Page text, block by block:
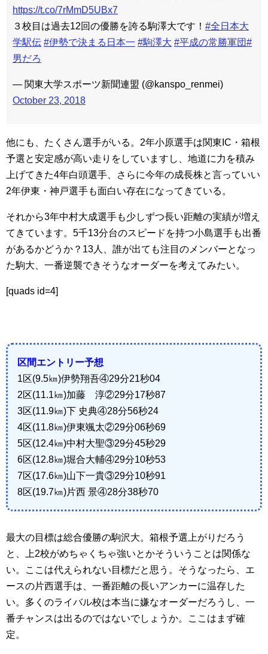
https://t.co/7rMmD5UBx7
３校目は過去12回の優勝を誇る駒澤大です！ #全日本大
学駅伝 #伊勢で決まる日本一 #駒澤大 #平成の常勝軍団#
男だろ
— 関東大学スポーツ新聞連盟 (@kanspo_renmei)
October 23, 2018
他にも、たくさん選手がいる。2年小原選手は関東IC・箱根
予選と安定感が高い走りをしていますし、地道に力を積み
上げてきた4年白頭選手、さらに今年の成長株と言っていい
2年伊東・神戸選手も面白い存在になってきている。
それから3年中村大成選手も少しずつ長い距離の実績が増え
てきています。5千13分台のスピードを持つ小島選手も出番
があるかどうか？13人、誰が出ても注目のメンバーとなっ
た駒大、一番逆襲できそうなオーダーを考えてみたい。
[quads id=4]
区間エントリー予想
1区(9.5㎞)伊勢翔吾④29分21秒04
2区(11.1㎞)加藤 淳②29分17秒87
3区(11.9㎞)下 史典④28分56秒24
4区(11.8㎞)伊東颯太②29分06秒69
5区(12.4㎞)中村大聖③29分45秒29
6区(12.8㎞)堀合大輔④29分10秒53
7区(17.6㎞)山下一貴③29分10秒91
8区(19.7㎞)片西 景④28分38秒70
最大の目標は総合優勝の駒沢大。箱根予選上がりだろう
と、上2校がめちゃくちゃ強いとかそういうことは関係な
い。ここは代えられない目標だと思う。そうなったら、エ
ースの片西選手は、一番距離の長いアンカーに温存した
い。多くのライバル校は本当に嫌なオーダーだろうし、一
番チャンスは出るのではないでしょうか。ここはまず確
定。